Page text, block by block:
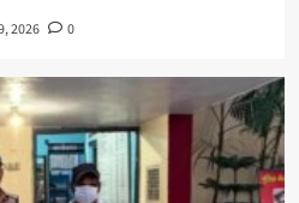
2026 0